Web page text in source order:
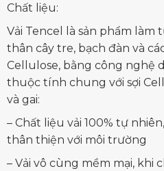
Chất liệu:
Vải Tencel là sản phẩm
thân cây tre, bạch đàn và
Cellulose, bằng công nghệ
thuộc tính chung với sợi
và gai:
– Chất liệu vải 100% tự
thân thiện với môi trường
– Vải vô cùng mềm mại, khi